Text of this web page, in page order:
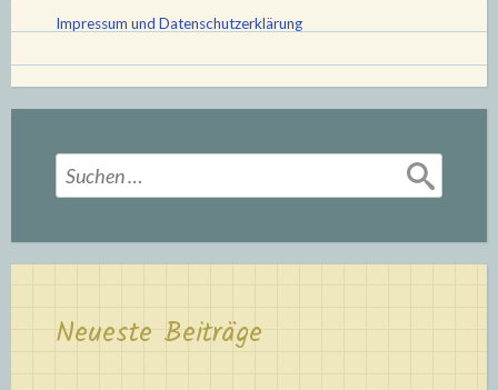
Impressum und Datenschutzerklärung
Suchen
nach:
Neueste Beiträge